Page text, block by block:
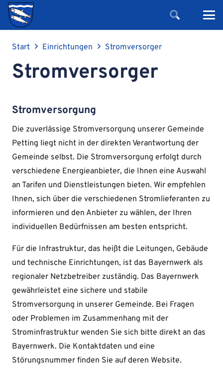
Start Einrichtungen Stromversorger
Stromversorger
Stromversorgung
Die zuverlässige Stromversorgung unserer Gemeinde
Petting liegt nicht in der direkten Verantwortung der
Gemeinde selbst. Die Stromversorgung erfolgt durch
verschiedene Energieanbieter, die Ihnen eine Auswahl
an Tarifen und Dienstleistungen bieten. Wir empfehlen
Ihnen, sich über die verschiedenen Stromlieferanten zu
informieren und den Anbieter zu wählen, der Ihren
individuellen Bedürfnissen am besten entspricht.
Für die Infrastruktur, das heißt die Leitungen, Gebäude
und technische Einrichtungen, ist das Bayernwerk als
regionaler Netzbetreiber zuständig. Das Bayernwerk
gewährleistet eine sichere und stabile
Stromversorgung in unserer Gemeinde. Bei Fragen
oder Problemen im Zusammenhang mit der
Strominfrastruktur wenden Sie sich bitte direkt an das
Bayernwerk. Die Kontaktdaten und eine
Störungsnummer finden Sie auf deren Website.